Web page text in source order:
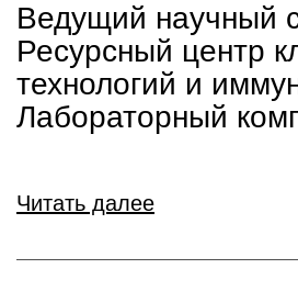
Ведущий научный
Ресурсный центр
технологий и
Лабораторный
Читать далее